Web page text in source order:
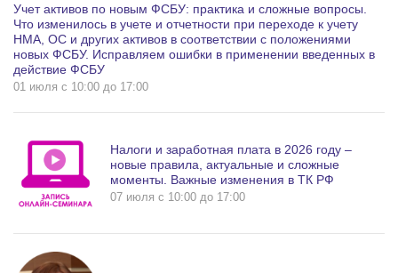
Учет активов по новым ФСБУ: практика и сложные вопросы.
Что изменилось в учете и отчетности при переходе к учету
НМА, ОС и других активов в соответствии с положениями
новых ФСБУ. Исправляем ошибки в применении введенных в
действие ФСБУ
01 июля c 10:00 до 17:00
Налоги и заработная плата в 2026 году –
новые правила, актуальные и сложные
моменты. Важные изменения в ТК РФ
07 июля c 10:00 до 17:00